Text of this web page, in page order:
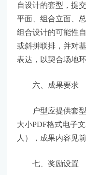
自设计的套型，提
平面、组合立面、
组合设计的可能性
或斜拼联排，并对
表达，以契合场地
六、成果要求
户型应提供套型
大小PDF格式电子
人），成果内容见
七、奖励设置